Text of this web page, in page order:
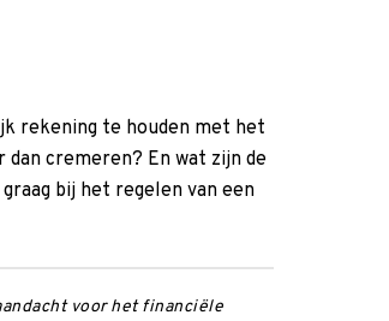
rekening te houden met het
cremeren? En wat zijn de
bij het regelen van een
voor het financiële
Uitvaartlocatie